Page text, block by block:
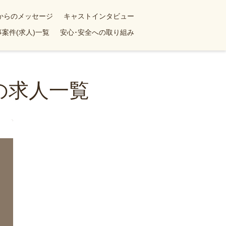
らのメッセージ
キャストインタビュー
案件(求人)一覧
安心･安全への取り組み
求人一覧